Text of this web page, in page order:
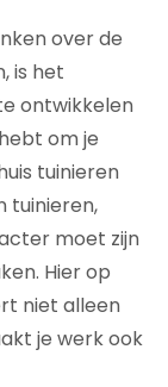
over de
is het
ontwikkelen
om je
tuinieren
tuinieren,
moet zijn
Hier op
niet alleen
je werk ook